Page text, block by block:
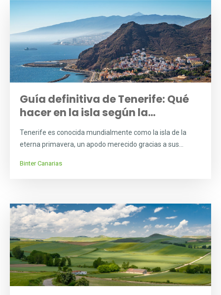
Guía definitiva de Tenerife: Qué
hacer en la isla según la...
Tenerife es conocida mundialmente como la isla de la
eterna primavera, un apodo merecido gracias a sus...
Binter Canarias